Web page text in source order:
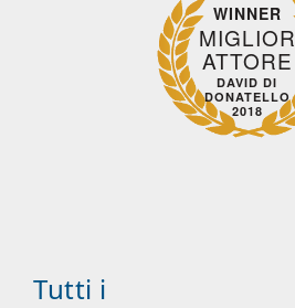
WINNER
MIGLIOR
ATTORE
DAVID DI
DONATELLO
2018
Tutti i